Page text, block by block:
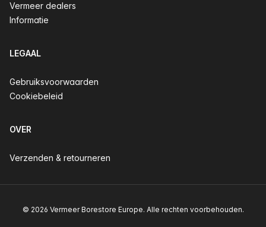
Vermeer dealers
Informatie
LEGAAL
Gebruiksvoorwaarden
Cookiebeleid
OVER
Verzenden & retourneren
© 2026 Vermeer Borestore Europe. Alle rechten voorbehouden.